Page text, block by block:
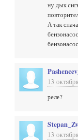
ну дык
А так
13
реле?
13